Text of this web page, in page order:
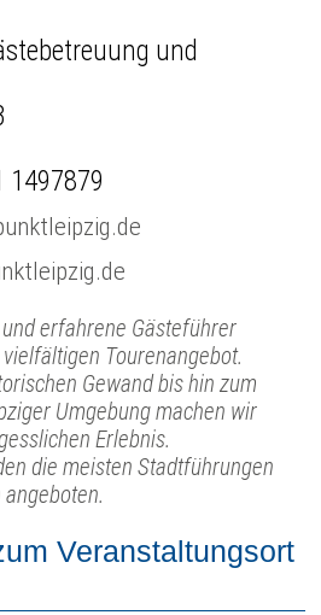
und
1497879
erfahrene Gästeführer
Tourenangebot.
Gewand bis hin zum
Umgebung machen wir
Erlebnis.
die meisten Stadtführungen
Veranstaltungsort